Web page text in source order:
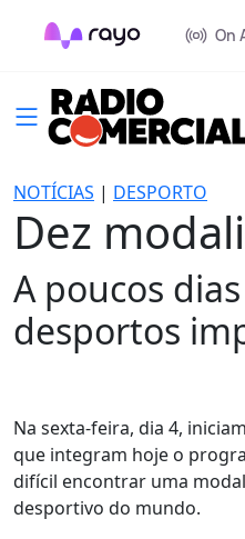
On
NOTÍCIAS | DESPORTO
Dez
A poucos
desportos
Na sexta-feira, dia 4,
que integram hoje o
difícil encontrar uma
desportivo do mundo.